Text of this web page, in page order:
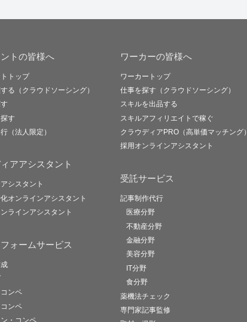
トの皆様へ
トップ
る（クラウドソーシング）
す
（法人限定）
アアシスタント
シスタント
オンラインアシスタント
ラインアシスタント
ォームサービス
ンペ
ンペ
・コンペ
ワーカーの皆様へ
ワーカートップ
仕事を探す（クラウドソーシング）
スキルを出品する
スキルアフィリエイトで稼ぐ
クラウディアPRO（高単価マッチング）
採用オンラインアシスタント
受託サービス
記事制作代行
医療分野
不動産分野
金融分野
美容分野
IT分野
食分野
薬機法チェック
専門家記事監修